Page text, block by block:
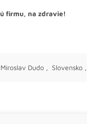
firmu, na zdravie!
Miroslav Dudo , Slovensko ,